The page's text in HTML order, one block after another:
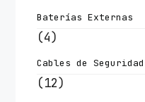
Baterías Externas
(4)
Cables de Seguridad
(12)